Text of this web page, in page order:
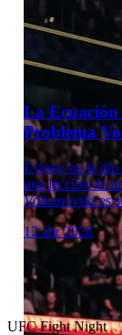
Laboratorio
La
Problema
Evloev no le dio
una lección de
Volkanovski es
12 abr 2026
UFC Fight Night